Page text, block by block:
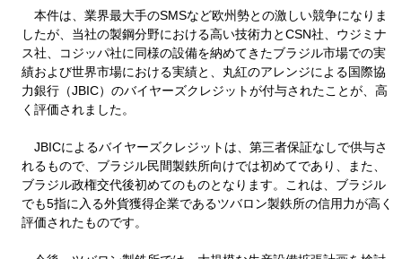
本件は、業界最大手のSMSなど欧州勢との激しい競争になりま
したが、当社の製鋼分野における高い技術力とCSN社、ウジミナ
ス社、コジッパ社に同様の設備を納めてきたブラジル市場での実
績および世界市場における実績と、丸紅のアレンジによる国際協
力銀行（JBIC）のバイヤーズクレジットが付与されたことが、高
く評価されました。
JBICによるバイヤーズクレジットは、第三者保証なしで供与さ
れるもので、ブラジル民間製鉄所向けでは初めてであり、また、
ブラジル政権交代後初めてのものとなります。これは、ブラジル
でも5指に入る外貨獲得企業であるツバロン製鉄所の信用力が高く
評価されたものです。